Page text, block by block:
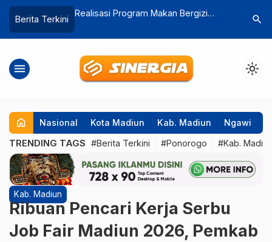
Berita Terkini
Kadisnaker Magetan Klaim Job Fair
Pelamar Mendaftar
search
menu light_mode
home Nasional Kota Madiun Kab. Madiun Ngawi
TRENDING TAGS #Berita Terkini #Ponorogo #Kab. Madiun
Kab. Madiun
Ribuan Pencari Kerja Serbu
Job Fair Madiun 2026, Pemkab